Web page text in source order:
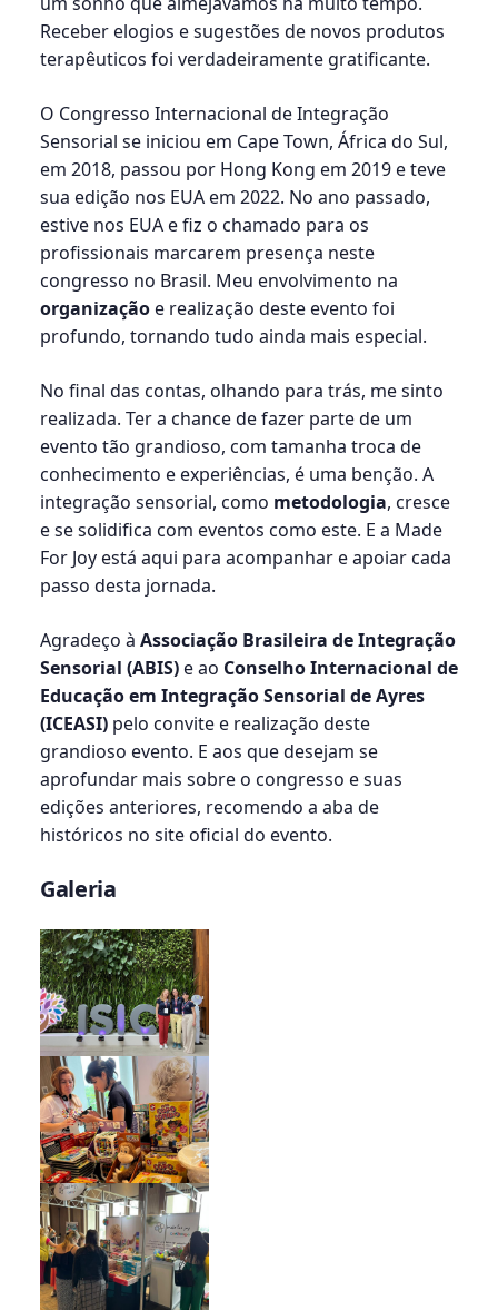
Receber elogios e sugestões de novos produtos
terapêuticos foi verdadeiramente gratificante.
O Congresso Internacional de Integração
Sensorial se iniciou em Cape Town, África do Sul,
em 2018, passou por Hong Kong em 2019 e teve
sua edição nos EUA em 2022. No ano passado,
estive nos EUA e fiz o chamado para os
profissionais marcarem presença neste
congresso no Brasil. Meu envolvimento na
organizaçãoe realização deste evento foi
profundo, tornando tudo ainda mais especial.
No final das contas, olhando para trás, me sinto
realizada. Ter a chance de fazer parte de um
evento tão grandioso, com tamanha troca de
conhecimento e experiências, é uma benção. A
integração sensorial, como metodologia, cresce
e se solidifica com eventos como este. E a Made
For Joy está aqui para acompanhar e apoiar cada
passo desta jornada.
Agradeço à Associação Brasileira de Integração
Sensorial (ABIS)e ao Conselho Internacional de
Educação em Integração Sensorial de Ayres
(ICEASI) pelo convite e realização deste
grandioso evento. E aos que desejam se
aprofundar mais sobre o congresso e suas
edições anteriores, recomendo a aba de
históricos no site oficial do evento.
Galeria